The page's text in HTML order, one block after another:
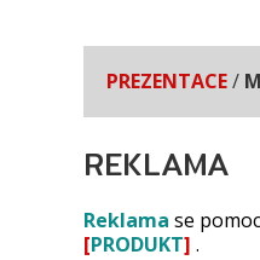
PREZENTACE/
REKLAMA
Reklama se
[PRODUKT] .